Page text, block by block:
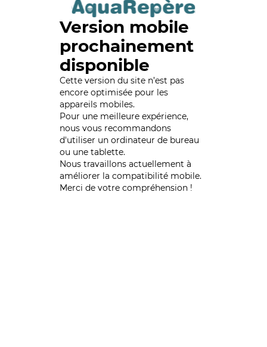
Version mobile
prochainement
disponible
Cette version du site n’est pas
encore optimisée pour les
appareils mobiles.
Pour une meilleure expérience,
nous vous recommandons
d'utiliser un ordinateur de bureau
ou une tablette.
Nous travaillons actuellement à
améliorer la compatibilité mobile.
Merci de votre compréhension !